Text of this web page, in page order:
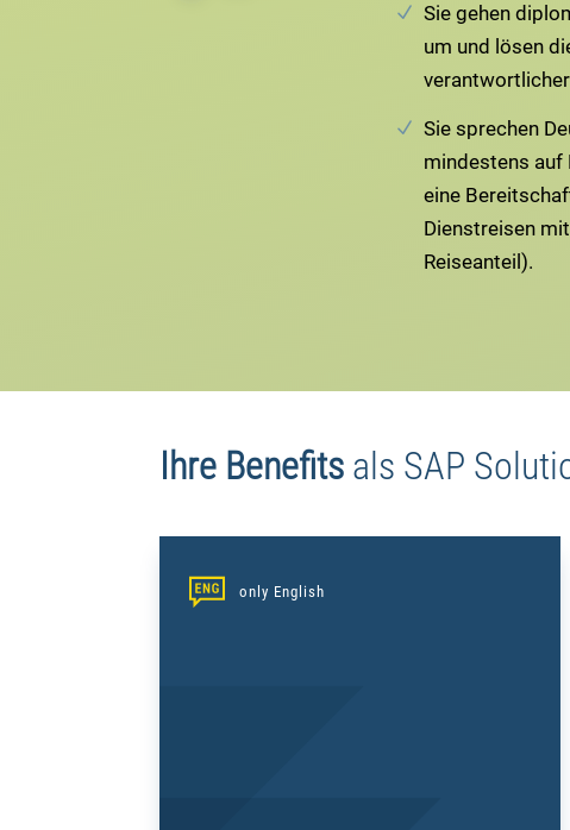
Sie gehen
um und lösen
Sie sprechen
mindestens auf
eine
Dienstreisen
Reiseanteil).
Ihre Benefits als SAP
only English